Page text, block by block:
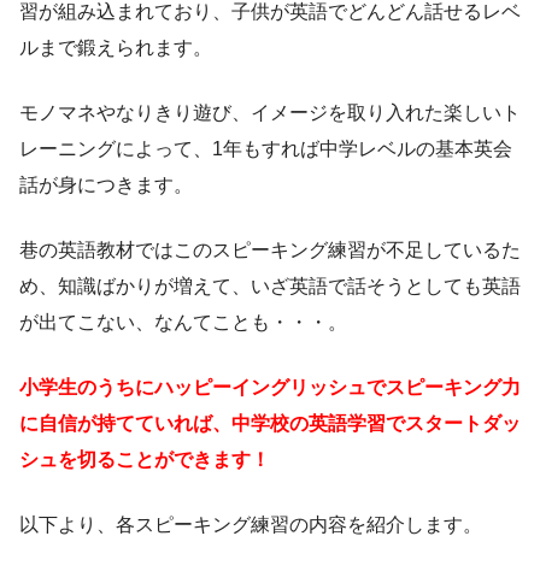
習が組み込まれており、子供が英語でどんどん話せるレベ
ルまで鍛えられます。
モノマネやなりきり遊び、イメージを取り入れた楽しいト
レーニングによって、1年もすれば中学レベルの基本英会
話が身につきます。
巷の英語教材ではこのスピーキング練習が不足しているた
め、知識ばかりが増えて、いざ英語で話そうとしても英語
が出てこない、なんてことも・・・。
小学生のうちにハッピーイングリッシュでスピーキング力
に自信が持てていれば、中学校の英語学習でスタートダッ
シュを切ることができます！
以下より、各スピーキング練習の内容を紹介します。